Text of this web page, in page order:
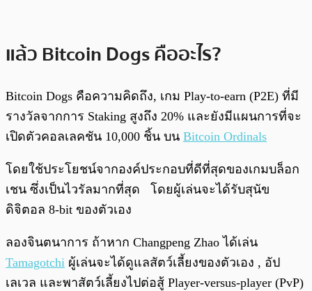
แล้ว Bitcoin Dogs คืออะไร?
Bitcoin Dogs คือความคิดถึง, เกม Play-to-earn (P2E) ที่มี
รางวัลจากการ Staking สูงถึง 20% และยังมีแผนการที่จะ
เปิดตัวคอลเลคชัน 10,000 ชิ้น บน Bitcoin Ordinals
โดยใช้ประโยชน์จากองค์ประกอบที่ดีที่สุดของเกมบล็อก
เชน ซึ่งเป็นไวรัลมากที่สุด โดยผู้เล่นจะได้รับสุนัข
ดิจิตอล 8-bit ของตัวเอง
ลองจินตนาการ ถ้าหาก Changpeng Zhao ได้เล่น
Tamagotchi ผู้เล่นจะได้ดูแลสัตว์เลี้ยงของตัวเอง , อัป
เลเวล และพาสัตว์เลี้ยงไปต่อสู้ Player-versus-player (PvP)